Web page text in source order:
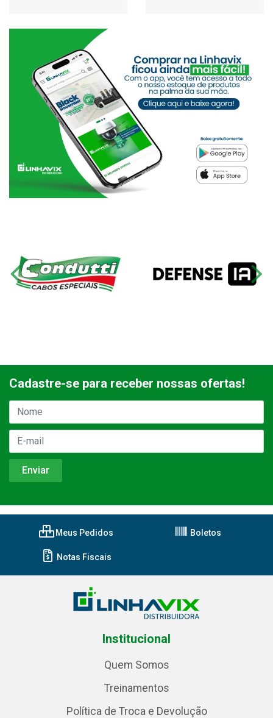
Cadastre-se para receber nossas ofertas!
Meus Pedidos Boletos
Notas Fiscais
Institucional
Quem Somos
Treinamentos
Política de Troca e Devolução